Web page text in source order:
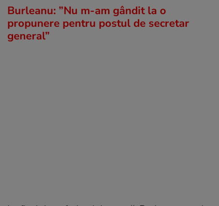
Burleanu: ”Nu m-am gândit la o
propunere pentru postul de secretar
general”